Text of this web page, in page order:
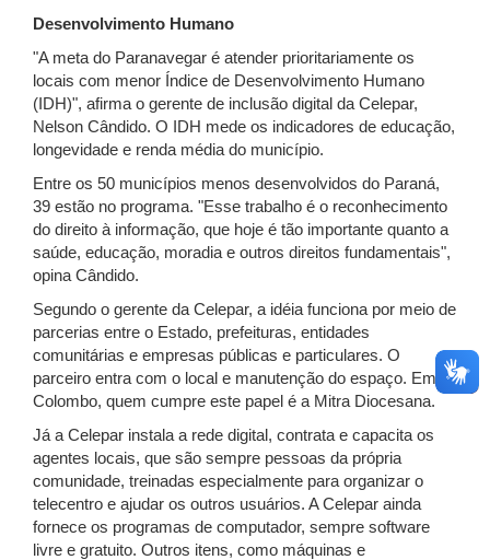
Desenvolvimento Humano
"A meta do Paranavegar é atender prioritariamente os
locais com menor Índice de Desenvolvimento Humano
(IDH)", afirma o gerente de inclusão digital da Celepar,
Nelson Cândido. O IDH mede os indicadores de educação,
longevidade e renda média do município.
Entre os 50 municípios menos desenvolvidos do Paraná,
39 estão no programa. "Esse trabalho é o reconhecimento
do direito à informação, que hoje é tão importante quanto a
saúde, educação, moradia e outros direitos fundamentais",
opina Cândido.
Segundo o gerente da Celepar, a idéia funciona por meio de
parcerias entre o Estado, prefeituras, entidades
comunitárias e empresas públicas e particulares. O
parceiro entra com o local e manutenção do espaço. Em
Colombo, quem cumpre este papel é a Mitra Diocesana.
Já a Celepar instala a rede digital, contrata e capacita os
agentes locais, que são sempre pessoas da própria
comunidade, treinadas especialmente para organizar o
telecentro e ajudar os outros usuários. A Celepar ainda
fornece os programas de computador, sempre software
livre e gratuito. Outros itens, como máquinas e